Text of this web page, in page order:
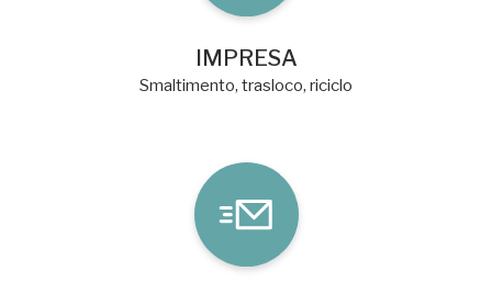
IMPRESA
Smaltimento, trasloco, riciclo